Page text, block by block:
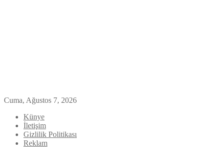
Cuma, Ağustos 7, 2026
Künye
İletişim
Gizlilik Politikası
Reklam